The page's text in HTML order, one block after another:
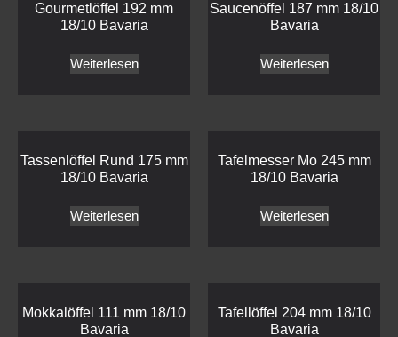
Gourmetlöffel 192 mm
18/10 Bavaria
Weiterlesen
Saucenöffel 187 mm 18/10
Bavaria
Weiterlesen
Tassenlöffel Rund 175 mm
18/10 Bavaria
Weiterlesen
Tafelmesser Mo 245 mm
18/10 Bavaria
Weiterlesen
Mokkalöffel 111 mm 18/10
Bavaria
Tafellöffel 204 mm 18/10
Bavaria